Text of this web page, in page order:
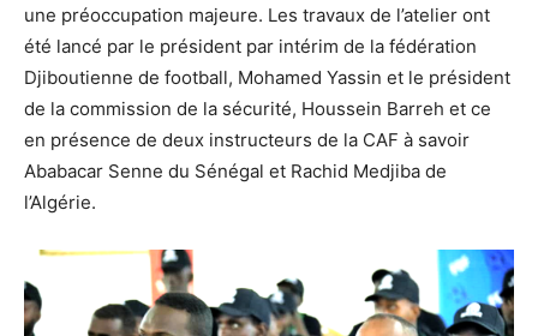
une préoccupation majeure. Les travaux de l’atelier ont
été lancé par le président par intérim de la fédération
Djiboutienne de football, Mohamed Yassin et le président
de la commission de la sécurité, Houssein Barreh et ce
en présence de deux instructeurs de la CAF à savoir
Ababacar Senne du Sénégal et Rachid Medjiba de
l’Algérie.